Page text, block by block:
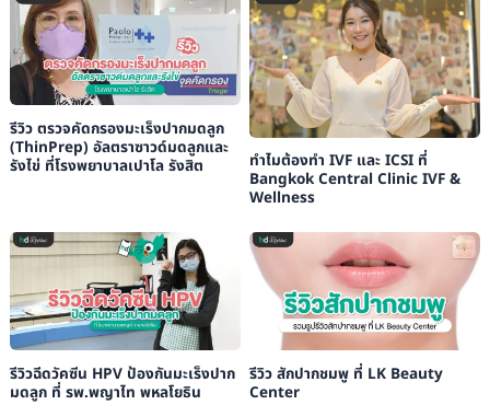
รีวิว ตรวจคัดกรองมะเร็งปากมดลูก
(ThinPrep) อัลตราซาวด์มดลูกและ
รังไข่ ที่โรงพยาบาลเปาโล รังสิต
ทำไมต้องทำ IVF และ ICSI ที่
Bangkok Central Clinic IVF &
Wellness
รีวิวฉีดวัคซีน HPV ป้องกันมะเร็งปาก
มดลูก ที่ รพ.พญาไท พหลโยธิน
รีวิว สักปากชมพู ที่ LK Beauty
Center